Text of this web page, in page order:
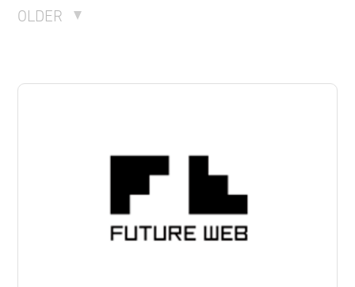
OLDER